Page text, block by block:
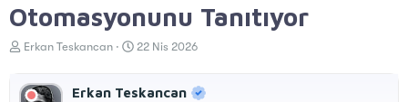
Otomasyonunu Tanıtıyor
K
u
Erkan Teskancan
B
l
22 Nis 2026
Erkan Teskancan